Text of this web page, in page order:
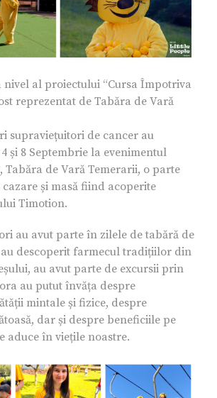
nivel al proiectului “Cursa Împotriva
reprezentat de Tabăra de Vară
supraviețuitori de cancer au
și 8 Septembrie la evenimentul
Tabăra de Vară Temerarii, o parte
și masă fiind acoperite
Timotion.
au avut parte în zilele de tabără de
descoperit farmecul tradițiilor din
au avut parte de excursii prin
au putut învăța despre
mintale și fizice, despre
dar și despre beneficiile pe
aduce în viețile noastre.